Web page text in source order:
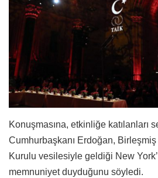
Konuşmasına, etkinliğe katılanları
Cumhurbaşkanı Erdoğan,
Kurulu vesilesiyle geldiği New
memnuniyet duyduğunu söyledi.